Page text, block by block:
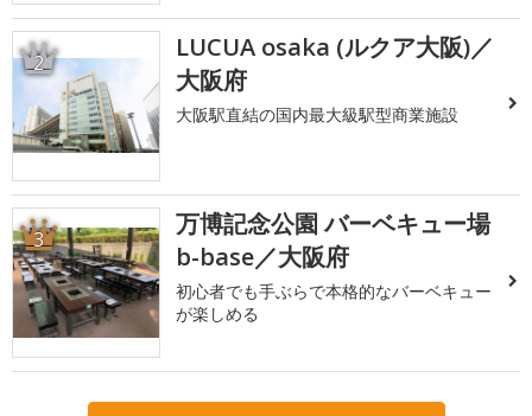
2
LUCUA osaka (ルクア大阪)／
大阪府
大阪駅直結の国内最大級駅型商業施設
3
万博記念公園 バーベキュー場
b-base／大阪府
初心者でも手ぶらで本格的なバーベキュー
が楽しめる